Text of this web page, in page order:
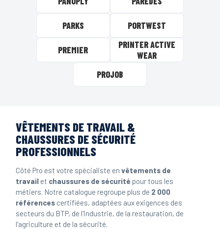
PARKS PORTWEST
PREMIER
PRINTER ACTIVE
WEAR
PROJOB
VÊTEMENTS DE TRAVAIL &
CHAUSSURES DE SÉCURITÉ
PROFESSIONNELS
Côté Pro est votre spécialiste en vêtements de
travail et chaussures de sécurité pour tous les
métiers. Notre catalogue regroupe plus de 2 000
références certifiées, adaptées aux exigences des
secteurs du BTP, de l'industrie, de la restauration, de
l'agriculture et de la sécurité.